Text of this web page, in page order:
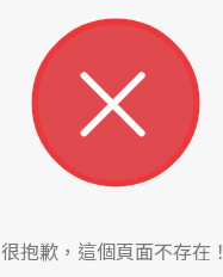
很抱歉，這個頁面不存在！